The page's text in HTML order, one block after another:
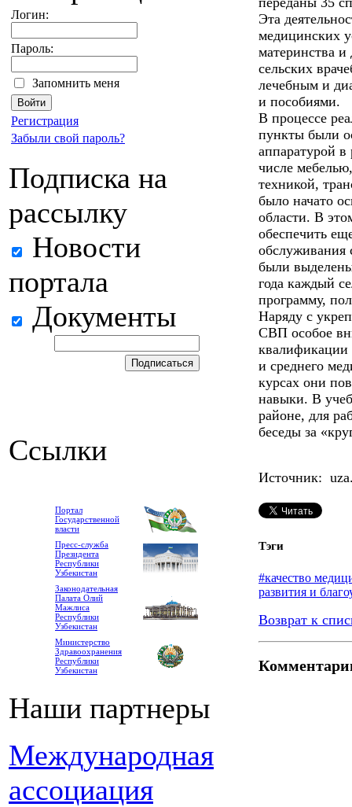
Логин:
Пароль:
Запомнить меня
Регистрация
Забыли свой пароль?
Подписка на
рассылку
Новости
портала
Документы
Ссылки
Портал
Государственной
власти
Пресс-служба
Президента
Республики
Узбекистан
Законодательная
Палата Олий
Мажлиса
Республики
Узбекистан
Министерство
Здравоохранения
Республики
Узбекистан
Наши партнеры
Международная
ассоциация
Эта
медицинских
материнства и
сельских
лечебным и
и пособиями.
В процессе
пункты были
аппаратурой
числе
техникой,
было начато
области. В
обеспечить
обслуживания
были
года каждый
программу,
Наряду с
СВП особое
и среднего
курсах они
навыки. В
районе, для
беседы за
Источник:
Тэги
#качество
развития и
Возврат к